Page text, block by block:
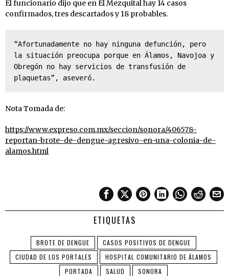
El funcionario dijo que en El Mezquital hay 14 casos
confirmados, tres descartados y 18 probables.
“Afortunadamente no hay ninguna defunción, pero
la situación preocupa porque en Álamos, Navojoa y
Obregón no hay servicios de transfusión de
plaquetas”, aseveró.
Nota Tomada de:
https://www.expreso.com.mx/seccion/sonora/406578-
reportan-brote-de-dengue-agresivo-en-una-colonia-de-
alamos.html
ETIQUETAS
BROTE DE DENGUE
CASOS POSITIVOS DE DENGUE
CIUDAD DE LOS PORTALES
HOSPITAL COMUNITARIO DE ÁLAMOS
PORTADA
SALUD SONORA